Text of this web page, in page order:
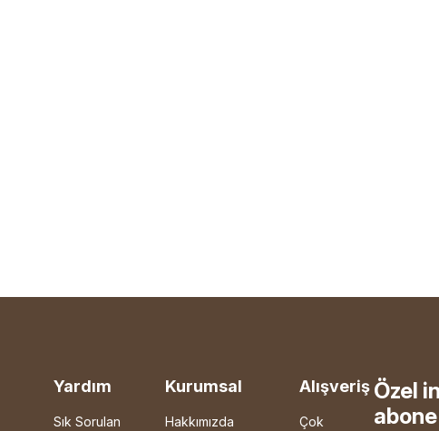
Yardım
Sık Sorulan
Kurumsal
Hakkımızda
Alışveriş
Çok
Özel